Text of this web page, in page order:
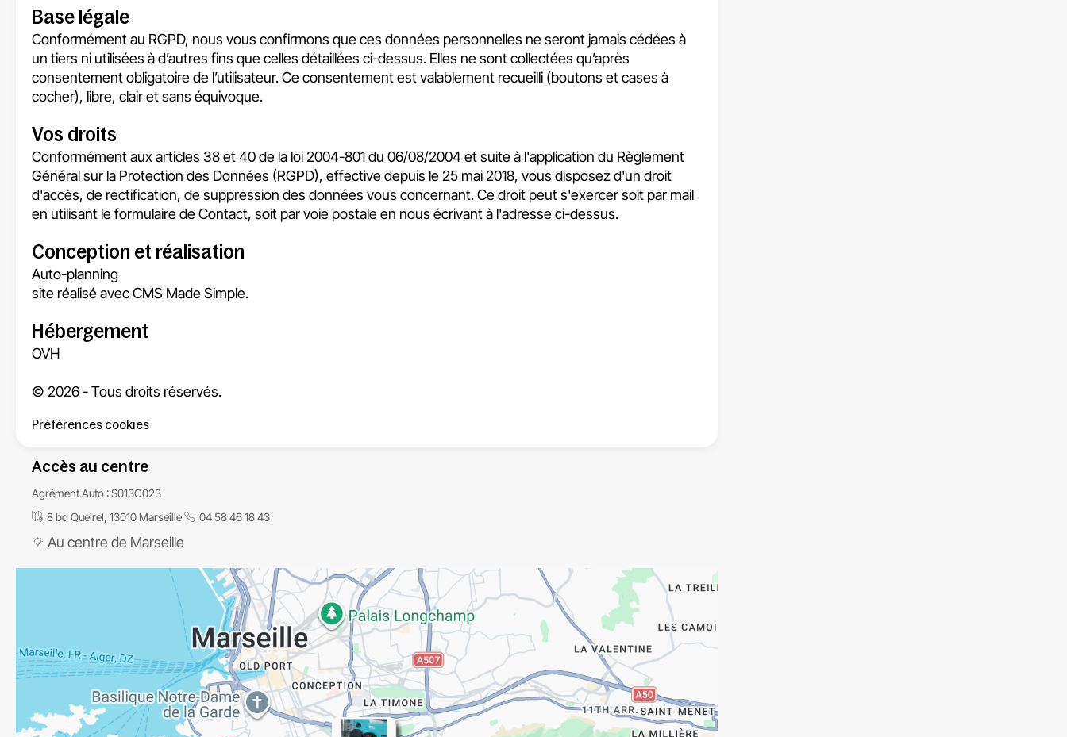
Base légale
Conformément au RGPD, nous vous confirmons que ces données personnelles ne seront jamais cédées à
un tiers ni utilisées à d’autres fins que celles détaillées ci-dessus. Elles ne sont collectées qu’après
consentement obligatoire de l’utilisateur. Ce consentement est valablement recueilli (boutons et cases à
cocher), libre, clair et sans équivoque.
Vos droits
Conformément aux articles 38 et 40 de la loi 2004-801 du 06/08/2004 et suite à l'application du Règlement
Général sur la Protection des Données (RGPD), effective depuis le 25 mai 2018, vous disposez d'un droit
d'accès, de rectification, de suppression des données vous concernant. Ce droit peut s'exercer soit par mail
en utilisant le formulaire deContact, soit par voie postale en nous écrivant à l'adresse ci-dessus.
Conception et réalisation
Auto-planning
site réalisé avecCMS Made Simple.
Hébergement
OVH
© 2026 - Tous droits réservés.
Préférences cookies
Accès au centre
Agrément Auto : S013C023
8 bd Queirel, 13010 Marseille
04 58 46 18 43
Au centre de Marseille